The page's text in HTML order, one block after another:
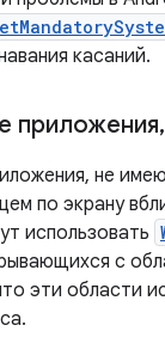
касаний.
приложения,
не
по экрану
использовать
с
эти области